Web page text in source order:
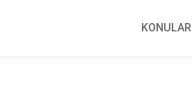
KONULAR